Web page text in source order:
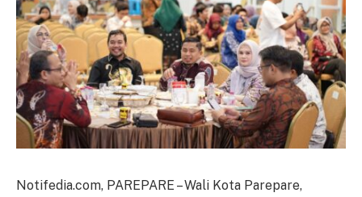
Notifedia.com, PAREPARE – Wali Kota Parepare,